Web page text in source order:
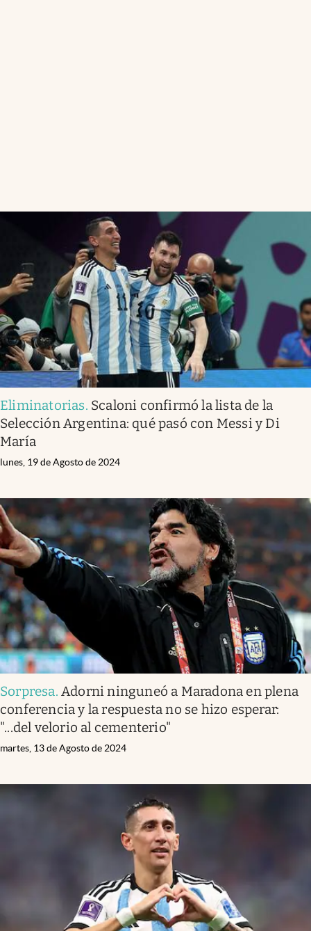
Eliminatorias. Scaloni confirmó la lista de la
Selección Argentina: qué pasó con Messi y Di
María
lunes, 19 de Agosto de 2024
Sorpresa.Adorni ninguneó a Maradona en plena
conferencia y la respuesta no se hizo esperar:
"...del velorio al cementerio"
martes, 13 de Agosto de 2024